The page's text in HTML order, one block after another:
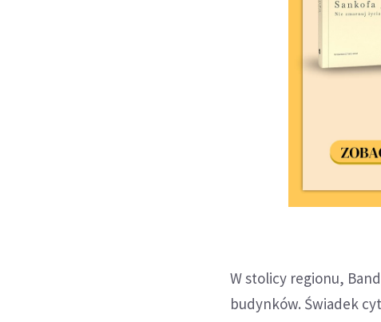
W stolicy regionu,
budynków. Świadek